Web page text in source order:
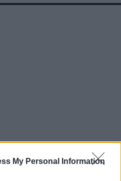
My Personal Information